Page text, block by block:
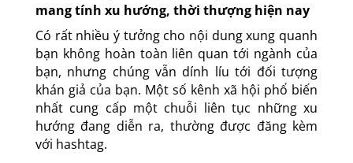
mang tính xu hướng, thời thượng hiện nay
Có rất nhiều ý tưởng cho nội dung xung quanh
bạn không hoàn toàn liên quan tới ngành của
bạn, nhưng chúng vẫn dính líu tới đối tượng
khán giả của bạn. Một số kênh xã hội phổ biến
nhất cung cấp một chuỗi liên tục những xu
hướng đang diễn ra, thường được đăng kèm
với hashtag.